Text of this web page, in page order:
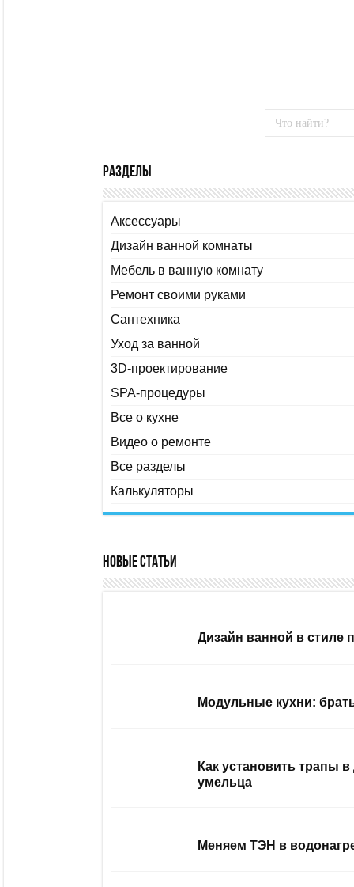
Разделы
Аксессуары
Дизайн ванной комнаты
Мебель в ванную комнату
Ремонт своими руками
Сантехника
Уход за ванной
3D-проектирование
SPA-процедуры
Все о кухне
Видео о ремонте
Все разделы
Калькуляторы
Новые статьи
Дизайн ванной в стиле
Модульные кухни:
Как установить трапы
умельца
Меняем ТЭН в